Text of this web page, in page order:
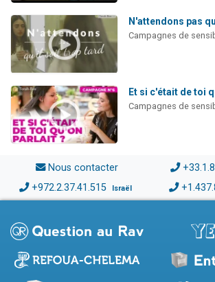
N'attendons pas
Campagnes de
Et si c'était de toi
Campagnes de
Nous contacter
+972.2.37.41.515 Israël